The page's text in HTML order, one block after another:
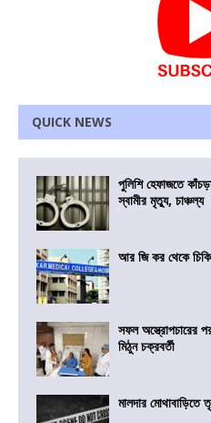
QUICK NEWS
পুলিশি হেফাজতে
স্বামীর মৃত্যু, চাঞ্চল্য
আর জি কর থেকে
সফল অস্ত্রোপচারের
মিঠুন চক্রবর্তী
মালদার মোথাবাড়িতে